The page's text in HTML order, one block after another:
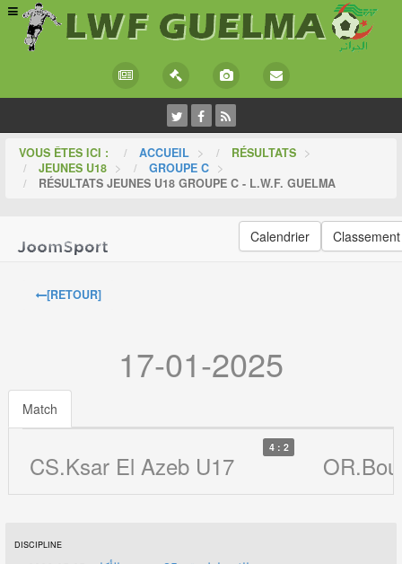
VOUS ÊTES ICI : ACCUEIL > RÉSULTATS >
JEUNES U18 > GROUPE C >
RÉSULTATS JEUNES U18 GROUPE C - L.W.F. GUELMA
Calendrier Classement
[RETOUR]
17-01-2025
Match
CS.Ksar El Azeb U17
4 : 2
DISCIPLINE